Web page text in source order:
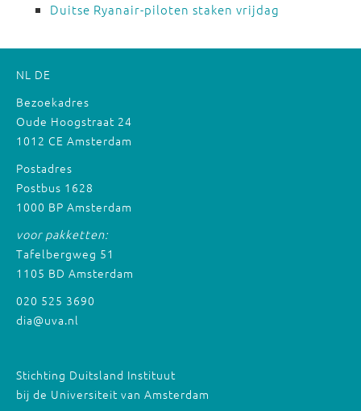
Duitse Ryanair-piloten staken vrijdag
NL DE
Bezoekadres
Oude Hoogstraat 24
1012 CE Amsterdam
Postadres
Postbus 1628
1000 BP Amsterdam
voor pakketten:
Tafelbergweg 51
1105 BD Amsterdam
020 525 3690
dia@uva.nl
Stichting Duitsland Instituut
bij de Universiteit van Amsterdam